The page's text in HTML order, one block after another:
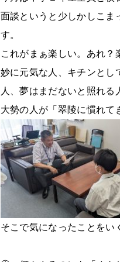
面談というと少しかしこま
す。
これがまぁ楽しい。あれ？
妙に元気な人、キチンとし
人、夢はまだないと照れる
大勢の人が「翠陵に慣れて
そこで気になったことをい